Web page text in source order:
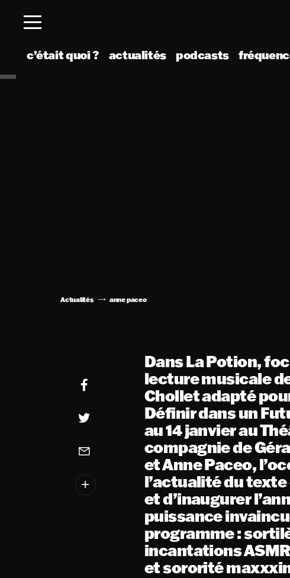
c’était quoi ? actualités podcasts
Actualités anne paceo
Dans La Potion,
lecture musicale
Chollet adapté
Définir dans un
au 14 janvier au
compagnie de
et Anne Paceo,
l’actualité du
et d’inaugurer
puissance
programme :
incantations
et sororité